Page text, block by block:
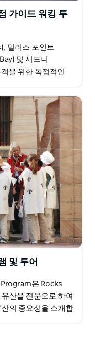
가이드 워킹 투
밀러스 포인트
및 시드니
을 위한 독점적인
및 투어
은 Rocks
산을 전문으로 하여
의 중요성을 소개합